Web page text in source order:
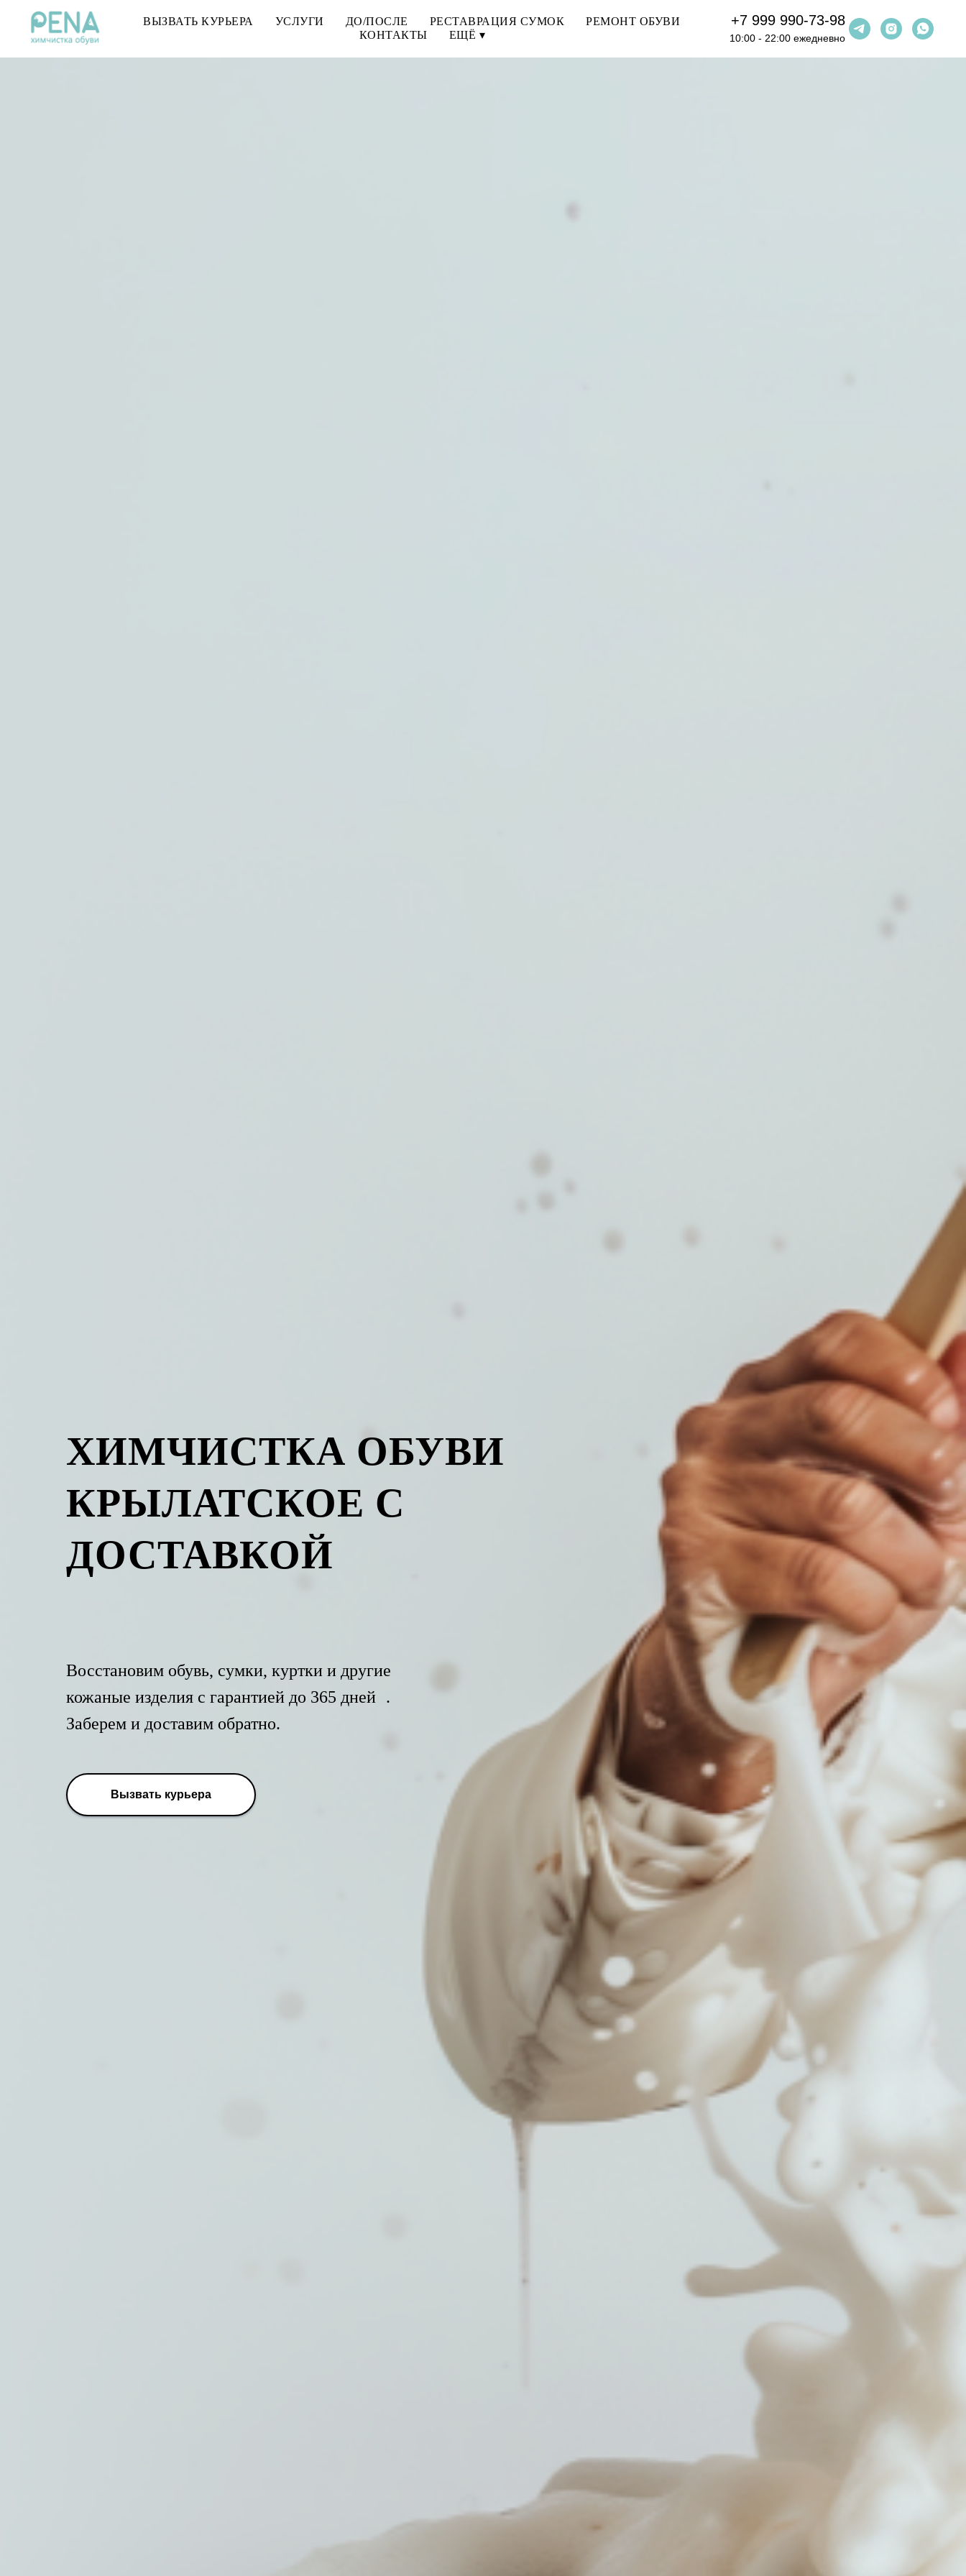
ВЫЗВАТЬ КУРЬЕРА УСЛУГИ ДО/ПОСЛЕ РЕСТАВРАЦИЯ СУМОК
РЕМОНТ ОБУВИ
КОНТАКТЫ
ЕЩЁ ▾
+7 999 990-73-98
10:00 - 22:00 ежедневно
ХИМЧИСТКА ОБУВИ
КРЫЛАТСКОЕ С
ДОСТАВКОЙ
Восстановим обувь, сумки, куртки и другие
кожаные изделия с гарантией до 365 дней .
Заберем и доставим обратно.
Вызвать курьера